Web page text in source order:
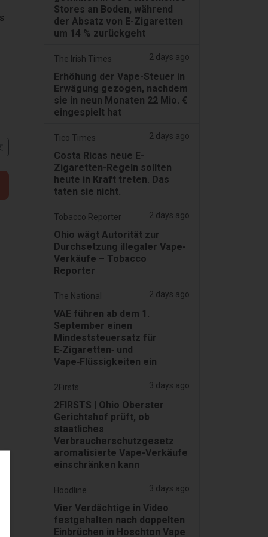
Stores an Boden, während
der Absatz von E-Zigaretten
um 14 % zurückgeht
The Irish Times 2 days ago
Erhöhung der Vape-Steuer in
Erwägung gezogen, nachdem
sie in neun Monaten 22 Mio. €
eingespielt hat
Tico Times 2 days ago
Costa Ricas neue E-
Zigaretten-Regeln sollten
heute in Kraft treten. Das
taten sie nicht.
Tobacco Reporter 2 days ago
Ohio wägt Autorität zur
Durchsetzung illegaler Vape-
Verkäufe – Tobacco
Reporter
The National 2 days ago
VAE führen ab dem 1.
September einen
Mindeststeuersatz für
E‑Zigaretten‑ und
Vape‑Flüssigkeiten ein
2Firsts 3 days ago
2FIRSTS | Ohio Oberster
Gerichtshof prüft, ob
staatliches
Verbraucherschutzgesetz
aromatisierte Vape-Verkäufe
einschränken kann
Hoodline 3 days ago
Vier Verdächtige in Video
festgehalten nach doppelten
Einbrüchen in Hoschton Vape